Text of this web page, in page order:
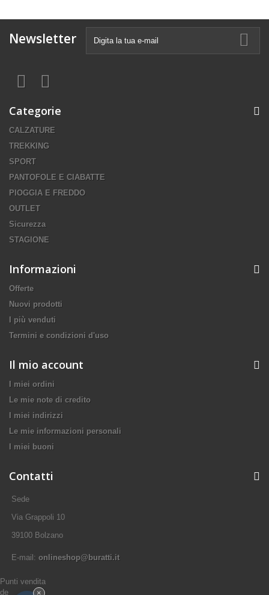
Newsletter
Categorie
CALZATURE
TREKKING
SPORT
PANTOFOLE E CIABATTE
PIOGGIA E FREDDO
OUTLET
Sicurezza
STAGIONE
Informazioni
Offerte
Nuovi prodotti
I più venduti
Termini e condizioni d'uso
Il mio account
I miei ordini
Le mie note di credito
I miei indirizzi
Le mie informazioni personali
I miei buoni
Contatti
Sede
Via Grappoli 10
39100 Bolzano
E-mail: onlineshop@buratti.it
Punti vendita
de
×